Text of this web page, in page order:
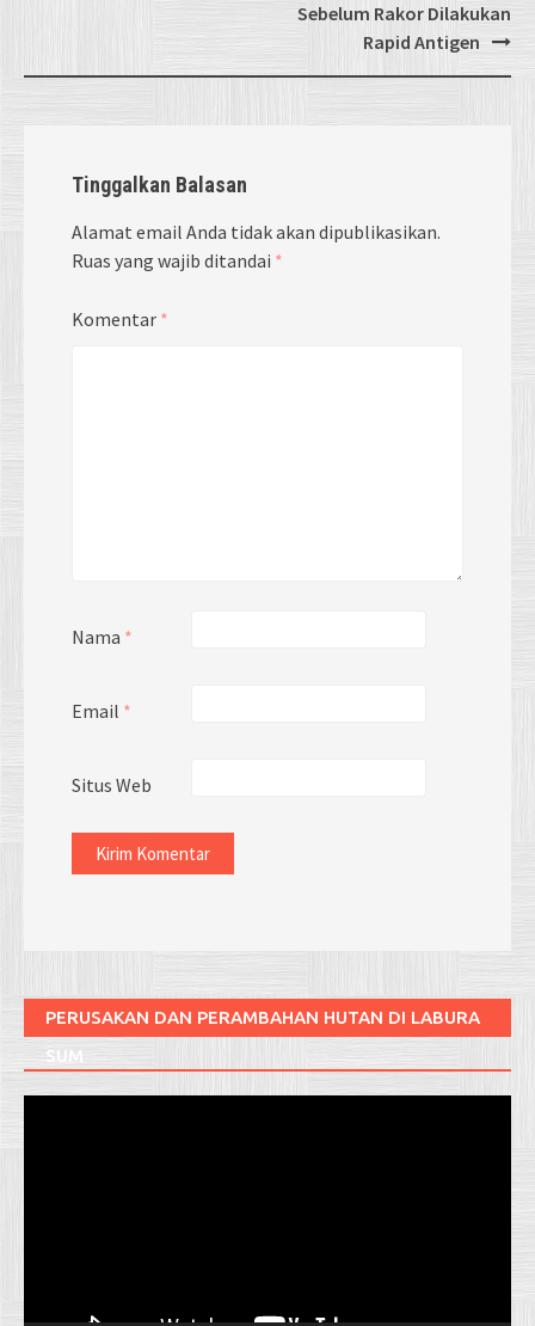
Sebelum Rakor Dilakukan
Rapid Antigen
Tinggalkan Balasan
Alamat email Anda tidak akan dipublikasikan.
Ruas yang wajib ditandai *
Komentar *
Nama *
Email *
Situs Web
PERUSAKAN DAN PERAMBAHAN HUTAN DI LABURA
SUM